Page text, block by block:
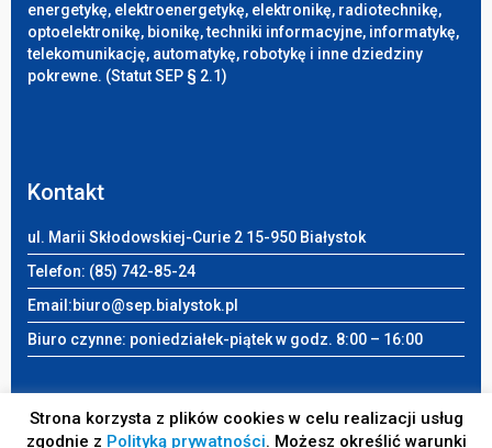
energetykę, elektroenergetykę, elektronikę, radiotechnikę,
optoelektronikę, bionikę, techniki informacyjne, informatykę,
telekomunikację, automatykę, robotykę i inne dziedziny
pokrewne. (Statut SEP § 2.1)
Kontakt
ul. Marii Skłodowskiej-Curie 2 15-950 Białystok
Telefon: (85) 742-85-24
Email:biuro@sep.bialystok.pl
Biuro czynne: poniedziałek-piątek w godz. 8:00 – 16:00
Strona korzysta z plików cookies w celu realizacji usług
zgodnie z Polityką prywatności. Możesz określić warunki